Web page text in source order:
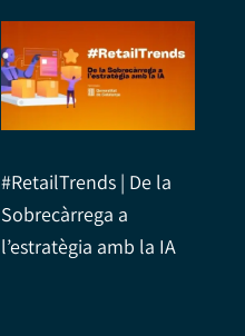
#RetailTrends | De la
Sobrecàrrega a
l’estratègia amb la IA